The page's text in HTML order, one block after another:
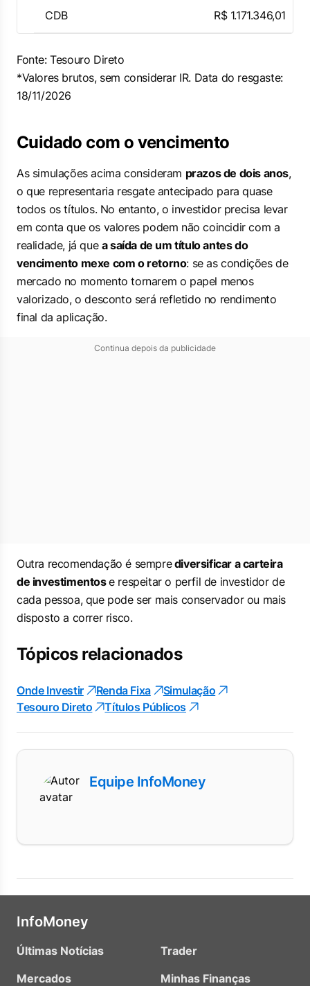
CDB R$ 1.171.346,01
Fonte: Tesouro Direto
*Valores brutos, sem considerar IR. Data do resgaste:
18/11/2026
Cuidado com o vencimento
As simulações acima consideram prazos de dois anos,
o que representaria resgate antecipado para quase
todos os títulos. No entanto, o investidor precisa levar
em conta que os valores podem não coincidir com a
realidade, já que a saída de um título antes do
vencimento mexe com o retorno: se as condições de
mercado no momento tornarem o papel menos
valorizado, o desconto será refletido no rendimento
final da aplicação.
Continua depois da publicidade
Outra recomendação é semprediversificar a carteira
de investimentose respeitar o perfil de investidor de
cada pessoa, que pode ser mais conservador ou mais
disposto a correr risco.
Tópicos relacionados
Onde Investir Renda Fixa
Simulação
Tesouro Direto
Títulos Públicos
Equipe InfoMoney
InfoMoney
Últimas Notícias
Mercados
Trader
Minhas Finanças